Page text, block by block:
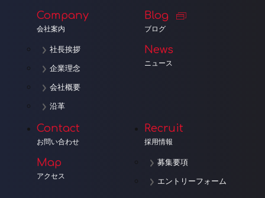
Company
会社案内
社長挨拶
企業理念
会社概要
沿革
Blog
ブログ
News
ニュース
Contact
お問い合わせ
Map
アクセス
Recruit
採用情報
募集要項
エントリーフォーム